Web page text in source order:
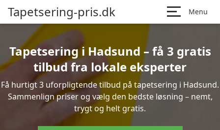
Tapetsering-pris.dk Menu
Tapetsering i Hadsund – få 3 gratis
tilbud fra lokale eksperter
Få hurtigt 3 uforpligtende tilbud på tapetsering i Hadsund.
Sammenlign priser og vælg den bedste løsning – nemt,
trygt og helt gratis.